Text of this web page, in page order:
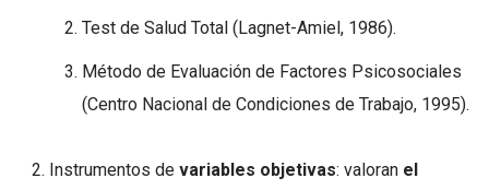
Test de Salud Total (Lagnet-Amiel, 1986).
Método de Evaluación de Factores Psicosociales
(Centro Nacional de Condiciones de Trabajo, 1995).
Instrumentos de variables objetivas: valoran el